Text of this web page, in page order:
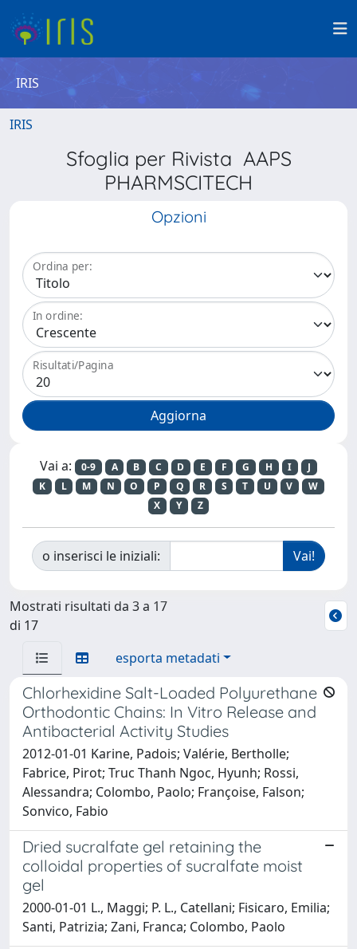
IRIS
IRIS
Sfoglia per Rivista AAPS
PHARMSCITECH
Opzioni
Ordina per:
In ordine:
Risultati/Pagina
Vai a: 0-9 A B C D E F G H I
J
K
L M N O P Q R S T U V
W
X
Y Z
o inserisci le iniziali:
Mostrati risultati da 3 a 17
di 17
esporta metadati
Chlorhexidine Salt-Loaded Polyurethane
Orthodontic Chains: In Vitro Release and
Antibacterial Activity Studies
2012-01-01 Karine, Padois; Valérie, Bertholle;
Fabrice, Pirot; Truc Thanh Ngoc, Hyunh; Rossi,
Alessandra; Colombo, Paolo; Françoise, Falson;
Sonvico, Fabio
Dried sucralfate gel retaining the
colloidal properties of sucralfate moist
gel
2000-01-01 L., Maggi; P. L., Catellani; Fisicaro, Emilia;
Santi, Patrizia; Zani, Franca; Colombo, Paolo